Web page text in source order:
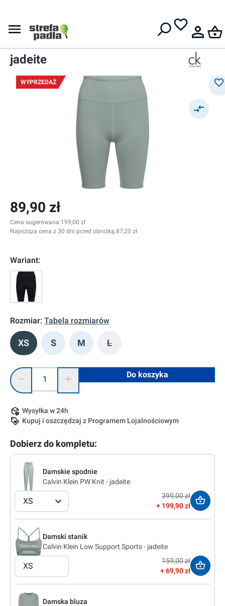
Damskie spodenki
Calvin Klein Knit Shorts -
jadeite
WYPRZEDAŻ
89,90 zł
Cena sugerowana:199,00 zł
Najniższa cena z 30 dni przed obniżką:87,20 zł
Wariant:
Rozmiar: Tabela rozmiarów
XS S M L(Ta opcja jest obecnie
Ilość produktu: Wprowadź żądaną ilość lub użyj
Do koszyka
Wysyłka w 24h
Kupuj i oszczędzaj z Programem Lojalnościowym
Dobierz do kompletu:
Damskie spodnie
Calvin Klein PW Knit - jadeite
XS
399,00 zł
199,90 zł
Damski stanik
Calvin Klein Low Support Sports - jadeite
XS
159,00 zł
69,90 zł
Damska bluza